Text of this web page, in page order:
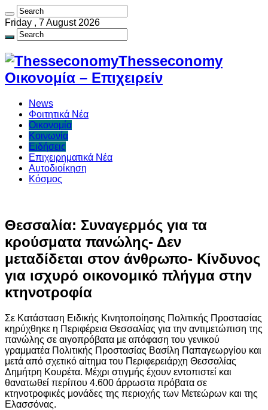
Friday , 7 August 2026
Thesseconomy
Οικονομία – Επιχειρείν
News
Φοιτητικά Νέα
Οικονομία
Κοινωνία
Ειδήσεις
Επιχειρηματικά Νέα
Αυτοδιοίκηση
Κόσμος
Θεσσαλία: Συναγερμός για τα
κρούσματα πανώλης- Δεν
μεταδίδεται στον άνθρωπο- Κίνδυνος
για ισχυρό οικονομικό πλήγμα στην
κτηνοτροφία
Σε Κατάσταση Ειδικής Κινητοποίησης Πολιτικής Προστασίας
κηρύχθηκε η Περιφέρεια Θεσσαλίας για την αντιμετώπιση της
πανώλης σε αιγοπρόβατα με απόφαση του γενικού
γραμματέα Πολιτικής Προστασίας Βασίλη Παπαγεωργίου και
μετά από σχετικό αίτημα του Περιφερειάρχη Θεσσαλίας
Δημήτρη Κουρέτα. Μέχρι στιγμής έχουν εντοπιστεί και
θανατωθεί περίπου 4.600 άρρωστα πρόβατα σε
κτηνοτροφικές μονάδες της περιοχής των Μετεώρων και της
Ελασσόνας.